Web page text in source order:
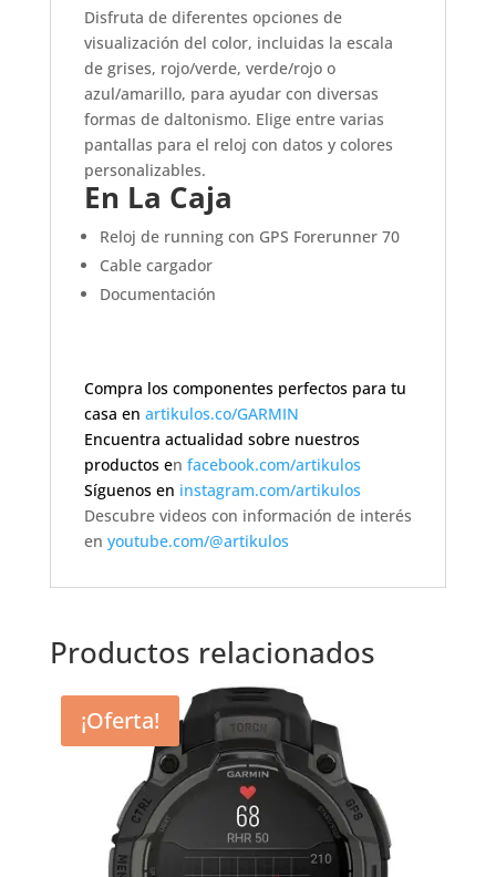
Disfruta de diferentes opciones de
visualización del color, incluidas la escala
de grises, rojo/verde, verde/rojo o
azul/amarillo, para ayudar con diversas
formas de daltonismo. Elige entre varias
pantallas para el reloj con datos y colores
personalizables.
En La Caja
Reloj de running con GPS Forerunner 70
Cable cargador
Documentación
Compra los componentes perfectos para tu
casa en artikulos.co/GARMIN
Encuentra actualidad sobre nuestros
productos en facebook.com/artikulos
Síguenos en instagram.com/artikulos
Descubre videos con información de interés
en youtube.com/@artikulos
Productos relacionados
¡Oferta!